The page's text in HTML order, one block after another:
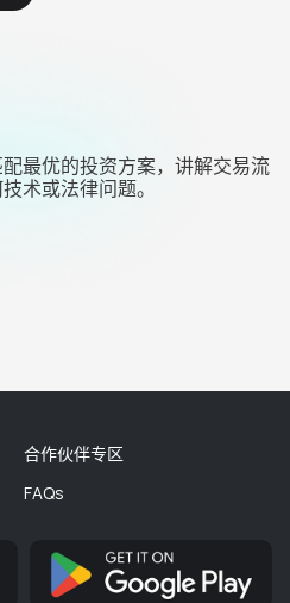
最优的投资方案，讲解交易流
术或法律问题。
合作伙伴专区
FAQs